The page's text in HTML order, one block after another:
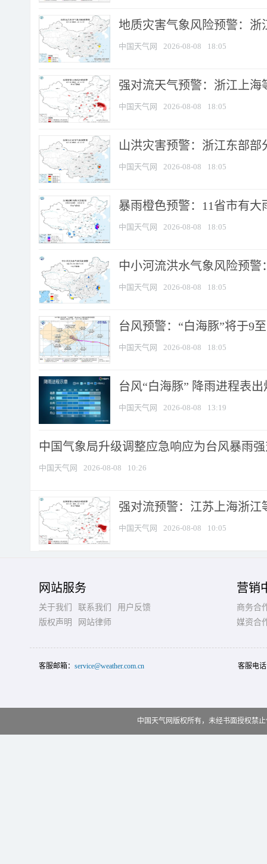
地质灾害气象风险预警：
中国天气网 2026-08-08 18:05
强对流天气预警：浙江上海
中国天气网 2026-08-08 18:05
山洪灾害预警：浙江东部
中国天气网 2026-08-08 18:05
暴雨橙色预警：11省市有
中国天气网 2026-08-08 18:05
中小河流洪水气象风险预
中国天气网 2026-08-08 18:05
台风预警：“白海豚”将于9
中国天气网 2026-08-08 18:05
台风“白海豚” 降雨进程表
中国天气网 2026-08-08 13:19
中国气象局升级调整应急响应为台风暴雨
中国天气网 2026-08-08 10:26
强对流预警：江苏上海浙江
中国天气网 2026-08-08 10:05
网站服务
关于我们 联系我们
用户反馈
版权声明
网站律师
营销
商务合
媒资合
客服邮箱： service@weather.com.cn 客服电
中国天气网版权所有，未经书面授权